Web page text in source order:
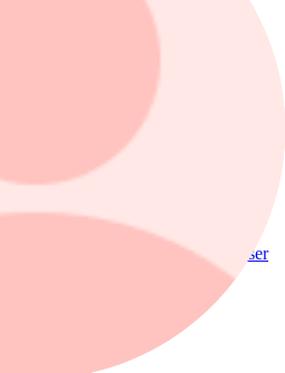
rusning:
mot 2,2% för jämförelseindex.
bidrog till uppgången. I Troax ser
stor potential.